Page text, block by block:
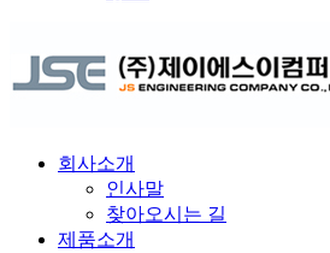
회사소개
인사말
찾아오시는 길
제품소개